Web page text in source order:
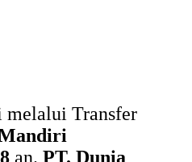
melalui Transfer
an. PT. Dunia